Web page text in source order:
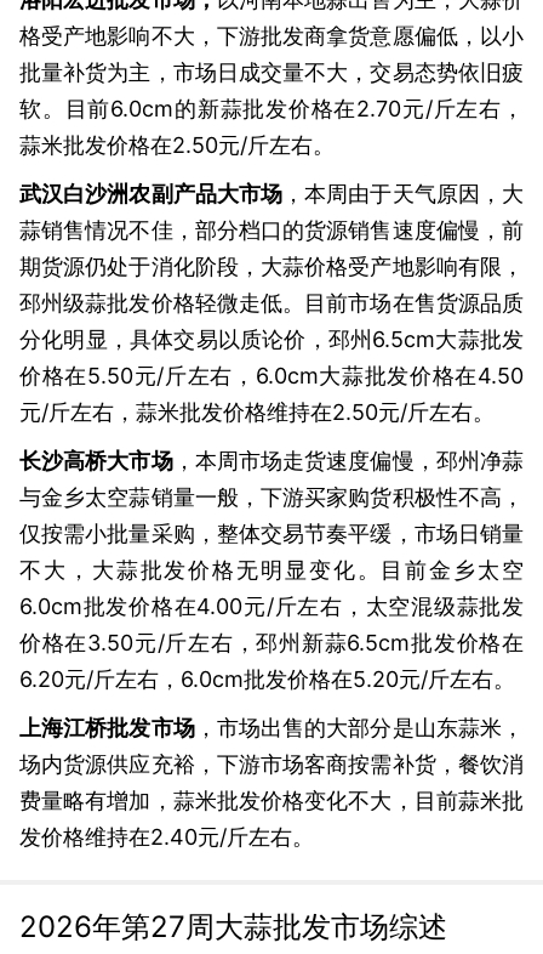
格受产地影响不大，下游批发商拿货意愿偏低，以小
批量补货为主，市场日成交量不大，交易态势依旧疲
软。目前6.0cm的新蒜批发价格在2.70元/斤左右，
蒜米批发价格在2.50元/斤左右。
武汉白沙洲农副产品大市场 ，本周由于天气原因，大
蒜销售情况不佳，部分档口的货源销售速度偏慢，前
期货源仍处于消化阶段，大蒜价格受产地影响有限，
邳州级蒜批发价格轻微走低。目前市场在售货源品质
分化明显，具体交易以质论价，邳州6.5cm大蒜批发
价格在5.50元/斤左右，6.0cm大蒜批发价格在4.50
元/斤左右，蒜米批发价格维持在2.50元/斤左右。
长沙高桥大市场，本周市场走货速度偏慢，邳州净蒜
与金乡太空蒜销量一般，下游买家购货积极性不高，
仅按需小批量采购，整体交易节奏平缓，市场日销量
不大，大蒜批发价格无明显变化。目前金乡太空
6.0cm批发价格在4.00元/斤左右，太空混级蒜批发
价格在3.50元/斤左右，邳州新蒜6.5cm批发价格在
6.20元/斤左右，6.0cm批发价格在5.20元/斤左右。
上海江桥批发市场，市场出售的大部分是山东蒜米，
场内货源供应充裕，下游市场客商按需补货，餐饮消
费量略有增加，蒜米批发价格变化不大，目前蒜米批
发价格维持在2.40元/斤左右。
2026年第27周大蒜批发市场综述